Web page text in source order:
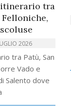
itinerario tra
2026
tra Patù, San
Vado e
Salento dove